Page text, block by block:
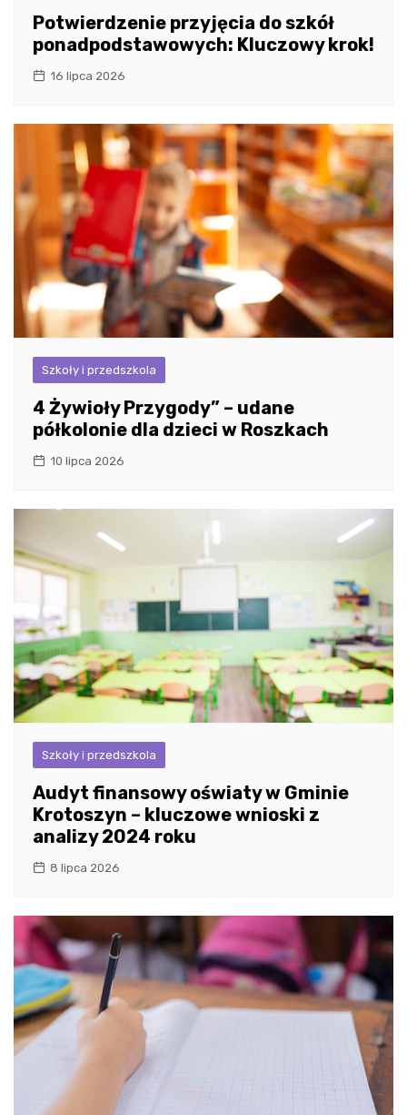
Potwierdzenie przyjęcia do szkół
ponadpodstawowych: Kluczowy krok!
16 lipca 2026
Szkoły i przedszkola
4 Żywioły Przygody” – udane
półkolonie dla dzieci w Roszkach
10 lipca 2026
Szkoły i przedszkola
Audyt finansowy oświaty w Gminie
Krotoszyn – kluczowe wnioski z
analizy 2024 roku
8 lipca 2026